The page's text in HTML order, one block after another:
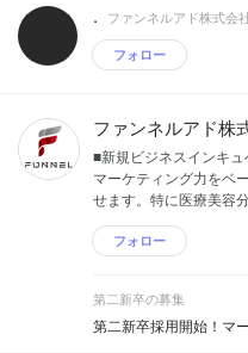
. ファンネルアド株式会
フォロー
ファンネルアド株
■新規ビジネスインキ
マーケティング力をベ
せます。特に医療美容
フォロー
第二新卒の募集
第二新卒採用開始！マ